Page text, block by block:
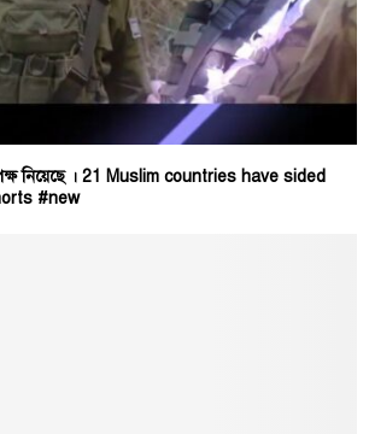
নিয়েছে । 21 Muslim countries have sided
#new